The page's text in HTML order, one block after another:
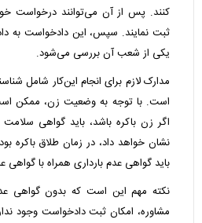
کنند. پس از آن می‌توانند درخواست
ثبت نمایند. سپس، این دادخواست به
یکی از شعب آن بررسی می‌شود.
مدارک لازم برای انجام این‌کار شامل
است. با توجه به وضعیت زن، ممکن
اگر زن باکره باشد، باید گواهی
نشان خواهد داد، در زمان طلاق باکره
باید گواهی عدم بارداری همراه با
نکته مهم این است که بدون گواهی
مشاوره، امکان ثبت دادخواست وجود